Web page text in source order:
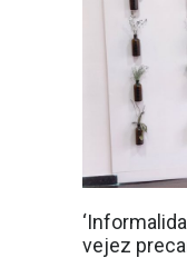
vejez